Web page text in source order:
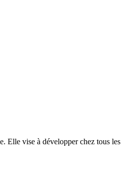
Elle vise à développer chez tous les